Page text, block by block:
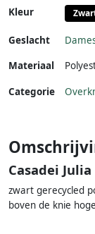
Kleur
Geslacht
Materiaal
Categorie
Casadei
zwart gerecycled
boven de knie